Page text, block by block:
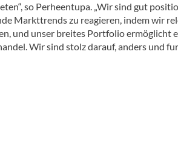
so Perheentupa. „Wir sind gut
Markttrends zu reagieren, indem wir
und unser breites Portfolio ermöglicht
Wir sind stolz darauf, anders und